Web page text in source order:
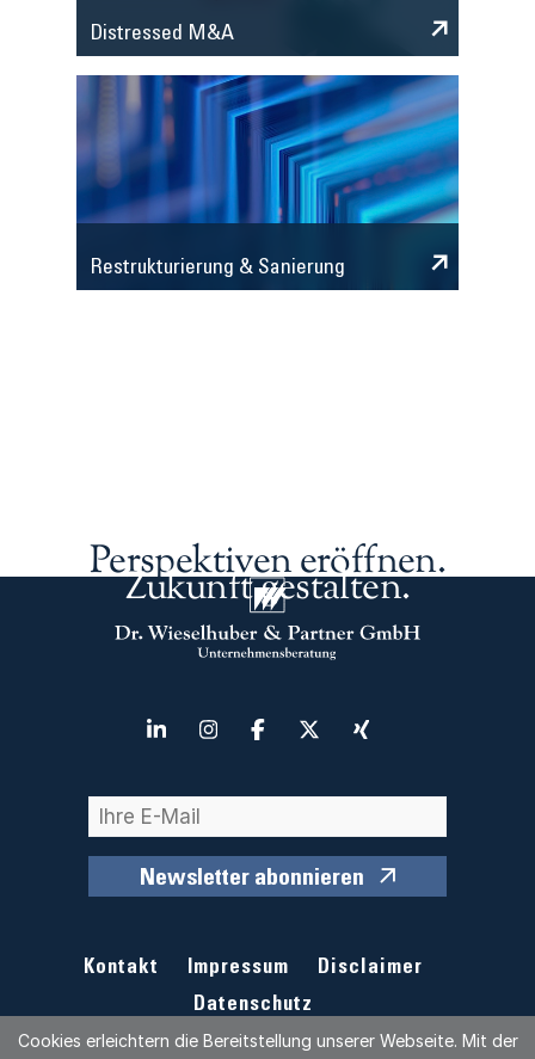
Distressed M&A
Restrukturierung & Sanierung
Newsletter abonnieren
Kontakt Impressum
Disclaimer
Datenschutz
Perspektiven eröffnen.
Zukunft gestalten.
Cookies erleichtern die Bereitstellung unserer Webseite. Mit der